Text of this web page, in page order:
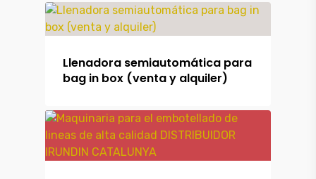
Llenadora semiautomática para
bag in box (venta y alquiler)
Alquiler
Maquinaria
Outlet
Contacto